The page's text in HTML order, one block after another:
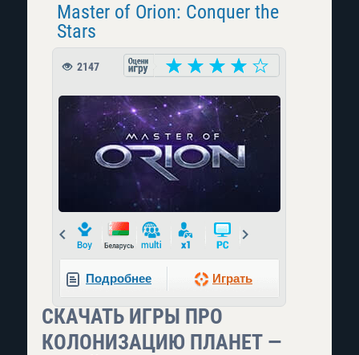
Master of Orion: Conquer the
Stars
2147
Prev
Подробнее Играть
СКАЧАТЬ ИГРЫ ПРО
КОЛОНИЗАЦИЮ ПЛАНЕТ —